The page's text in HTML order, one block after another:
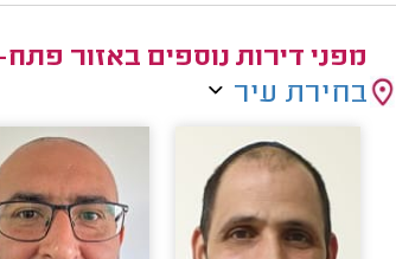
מפני דירות נוספים באזור
בחירת עיר